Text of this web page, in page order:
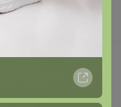
изображений
чисел